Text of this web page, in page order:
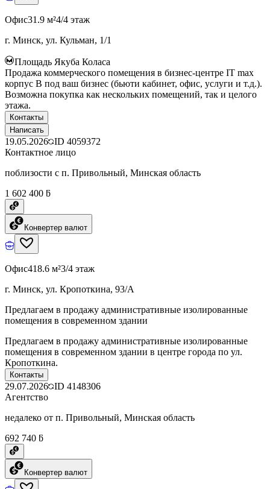
Офис31.9 м²4/4 этаж
г. Минск, ул. Кульман, 1/1
Площадь Якуба Коласа
Продажа коммерческого помещения в бизнес-центре IT max
корпус B под ваш бизнес (бьюти кабинет, офис, услуги и т.д.).
Возможна покупка как нескольких помещений, так и целого
этажа.
Контакты
Написать
19.05.2026 ID 4059372
Контактное лицо
поблизости с п. Привольный, Минская область
1 602 400 ƃ
Конвертер валют
Офис418.6 м²3/4 этаж
г. Минск, ул. Кропоткина, 93/А
Предлагаем в продажу административные изолированные
помещения в современном здании
Предлагаем в продажу административные изолированные
помещения в современном здании в центре города по ул.
Кропоткина.
Контакты
29.07.2026 ID 4148306
Агентство
недалеко от п. Привольный, Минская область
692 740 ƃ
Конвертер валют